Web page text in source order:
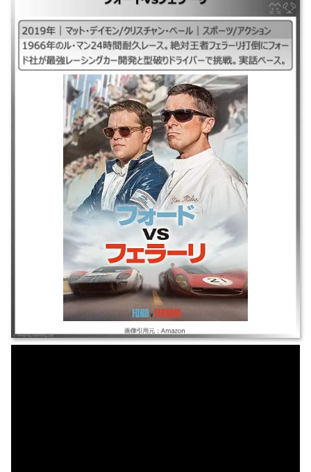
｜#フォードフェラーリ#フォード対フェラーリ## ｜2019年｜マット・デ
イモン/クリスチャン・ベール｜スポーツ/アクション ｜1966年のル・マン
24時間耐久レース。絶対王者フェラーリ打倒にフォード社が最強レーシン
グカー開発と型破りドライバーで挑戦。実話ベース。